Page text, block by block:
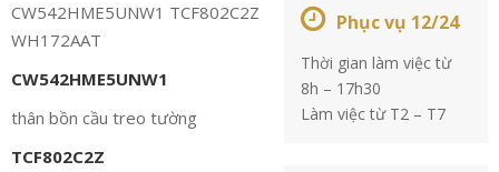
CW542HME5UNW1 TCF802C2Z
WH172AAT
CW542HME5UNW1
thân bồn cầu treo tường
TCF802C2Z
Phục vụ 12/24
Thời gian làm việc từ
8h – 17h30
Làm việc từ T2 – T7